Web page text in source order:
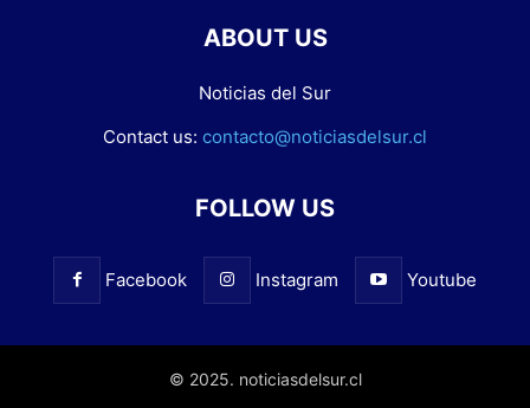
ABOUT US
Noticias del Sur
Contact us: contacto@noticiasdelsur.cl
FOLLOW US
Facebook Instagram Youtube
© 2025. noticiasdelsur.cl